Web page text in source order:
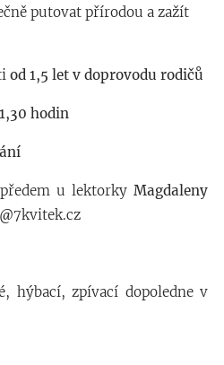
putovat přírodou a zažít
od 1,5 let v doprovodu rodičů
hodin
u lektorky Magdaleny
7kvitek.cz
hýbací, zpívací dopoledne v